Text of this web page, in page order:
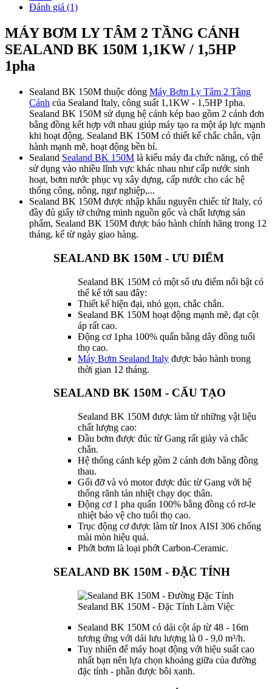
Đánh giá (1)
MÁY BƠM LY TÂM 2 TẦNG CÁNH
SEALAND BK 150M 1,1KW / 1,5HP
1pha
Sealand BK 150M thuộc dòng Máy Bơm Ly Tâm 2 Tầng
Cánh của Sealand Italy, công suất 1,1KW - 1,5HP 1pha.
Sealand BK 150M sử dụng hệ cánh kép bao gồm 2 cánh đơn
bằng đồng kết hợp với nhau giúp máy tạo ra một áp lực mạnh
khi hoạt động. Sealand BK 150M có thiết kế chắc chắn, vận
hành mạnh mẽ, hoạt động bền bỉ.
Sealand Sealand BK 150M là kiểu máy đa chức năng, có thể
sử dụng vào nhiều lĩnh vực khác nhau như cấp nước sinh
hoạt, bơm nước phục vụ xây dựng, cấp nước cho các hệ
thống công, nông, ngư nghiệp,...
Sealand BK 150M được nhập khẩu nguyên chiếc từ Italy, có
đầy đủ giấy tờ chứng minh nguồn gốc và chất lượng sản
phẩm, Sealand BK 150M được bảo hành chính hãng trong 12
tháng, kể từ ngày giao hàng.
SEALAND BK 150M - ƯU ĐIỂM
Sealand BK 150M có một số ưu điểm nổi bật có
thể kể tới sau đây:
Thiết kế hiện đại, nhỏ gọn, chắc chắn.
Sealand BK 150M hoạt động mạnh mẽ, đạt cột
áp rất cao.
Động cơ 1pha 100% quấn bằng dây đồng tuổi
thọ cao.
Máy Bơm Sealand Italy được bảo hành trong
thời gian 12 tháng.
SEALAND BK 150M - CẤU TẠO
Sealand BK 150M được làm từ những vật liệu
chất lượng cao:
Đầu bơm được đúc từ Gang rất giày và chắc
chắn.
Hệ thống cánh kép gồm 2 cánh đơn bằng đồng
thau.
Gối đỡ và vỏ motor được đúc từ Gang với hệ
thống rãnh tản nhiệt chạy dọc thân.
Động cơ 1 pha quấn 100% bằng đồng có rơ-le
nhiệt bảo vệ cho tuổi thọ cao.
Trục động cơ được làm từ Inox AISI 306 chống
mài mòn hiệu quả.
Phớt bơm là loại phớt Carbon-Ceramic.
SEALAND BK 150M - ĐẶC TÍNH
Sealand BK 150M - Đặc Tính Làm Việc
Sealand BK 150M có dải cột áp từ 48 - 16m
tương ứng với dải lưu lượng là 0 - 9,0 m³/h.
Tuy nhiên để máy hoạt động với hiệu suất cao
nhất bạn nên lựa chọn khoảng giữa của đường
đặc tính - phần được bôi xanh.